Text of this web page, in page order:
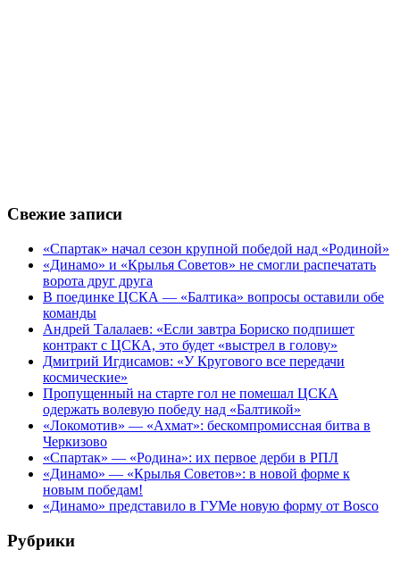
Свежие записи
«Спартак» начал сезон крупной победой над «Родиной»
«Динамо» и «Крылья Советов» не смогли распечатать
ворота друг друга
В поединке ЦСКА — «Балтика» вопросы оставили обе
команды
Андрей Талалаев: «Если завтра Бориско подпишет
контракт с ЦСКА, это будет «выстрел в голову»
Дмитрий Игдисамов: «У Кругового все передачи
космические»
Пропущенный на старте гол не помешал ЦСКА
одержать волевую победу над «Балтикой»
«Локомотив» — «Ахмат»: бескомпромиссная битва в
Черкизово
«Спартак» — «Родина»: их первое дерби в РПЛ
«Динамо» — «Крылья Советов»: в новой форме к
новым победам!
«Динамо» представило в ГУМе новую форму от Bosco
Рубрики